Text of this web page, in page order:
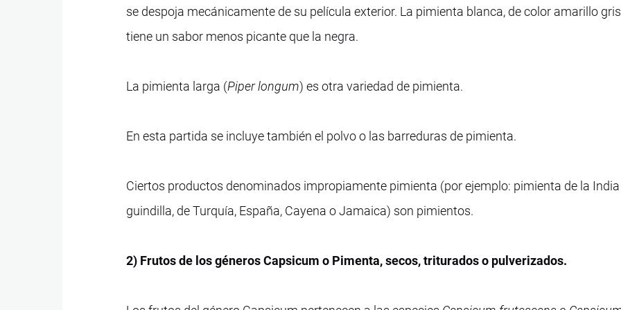
se despoja mecánicamente de su película exterior. La pimienta blanca, de color amarillo
tiene un sabor menos picante que la negra.
La pimienta larga (Piper longum) es otra variedad de pimienta.
En esta partida se incluye también el polvo o las barreduras de pimienta.
Ciertos productos denominados impropiamente pimienta (por ejemplo: pimienta de la
guindilla, de Turquía, España, Cayena o Jamaica) son pimientos.
2) Frutos de los géneros Capsicum o Pimenta, secos, triturados o pulverizados.